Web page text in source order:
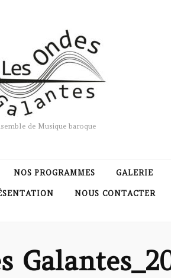
de Musique baroque
NOS PROGRAMMES GALERIE
NOUS CONTACTER